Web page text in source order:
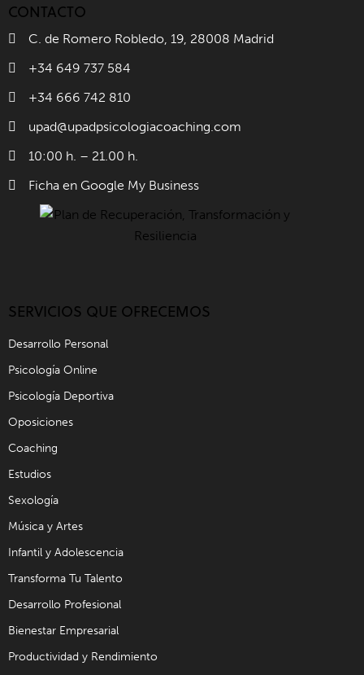
CONTACTO
C. de Romero Robledo, 19, 28008 Madrid
+34 649 737 584
+34 666 742 810
upad@upadpsicologiacoaching.com
10:00 h. – 21.00 h.
Ficha en Google My Business
SERVICIOS QUE OFRECEMOS
Desarrollo Personal
Psicología Online
Psicología Deportiva
Oposiciones
Coaching
Estudios
Sexología
Música y Artes
Infantil y Adolescencia
Transforma Tu Talento
Desarrollo Profesional
Bienestar Empresarial
Productividad y Rendimiento